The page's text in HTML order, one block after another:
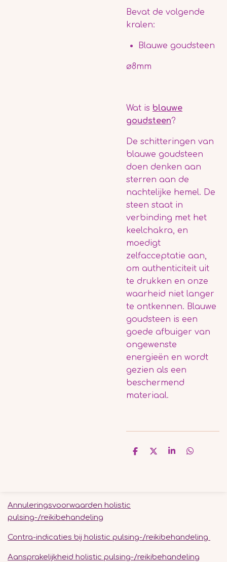
Bevat de volgende
kralen:
Blauwe goudsteen
ø8mm
Wat is blauwe
goudsteen?
De schitteringen van
blauwe goudsteen
doen denken aan
sterren aan de
nachtelijke hemel. De
steen staat in
verbinding met het
keelchakra, en
moedigt
zelfacceptatie aan,
om authenticiteit uit
te drukken en onze
waarheid niet langer
te ontkennen. Blauwe
goudsteen is een
goede afbuiger van
ongewenste
energieën en wordt
gezien als een
beschermend
materiaal.
D
D
S
D
Annuleringsvoorwaarden holistic
pulsing-/reikibehandeling
Contra-indicaties bij holistic pulsing-/reikibehandeling
Aansprakelijkheid holistic pulsing-/reikibehandeling